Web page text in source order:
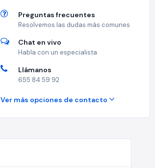
Preguntas frecuentes
Resolvemos las dudas más comunes
Chat en vivo
Habla con un especialista
Llámanos
655 84 59 92
Ver más opciones de contacto